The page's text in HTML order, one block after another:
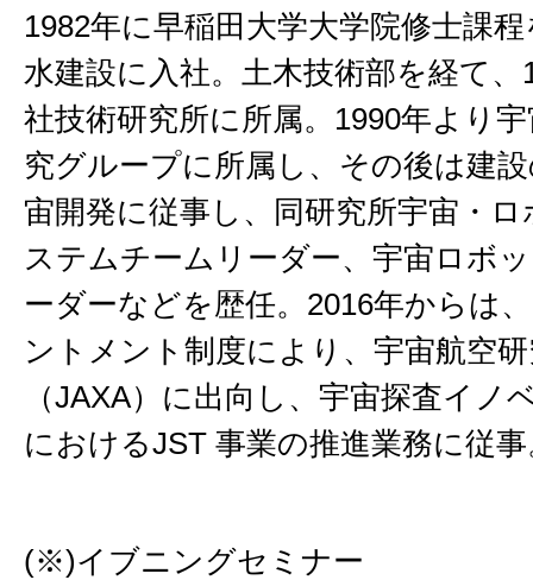
1982年に早稲田大学大学院修士課
水建設に入社。土木技術部を経て、
社技術研究所に所属。1990年より
究グループに所属し、その後は建
宙開発に従事し、同研究所宇宙・
ステムチームリーダー、宇宙ロボ
ーダーなどを歴任。2016年からは
ントメント制度により、宇宙航空
（JAXA）に出向し、宇宙探査イノ
におけるJST 事業の推進業務に従
(※)イブニングセミナー